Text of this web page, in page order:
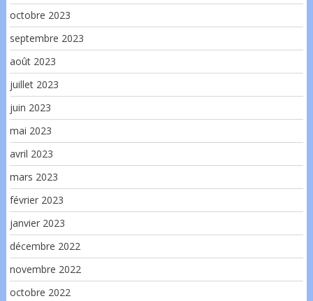
octobre 2023
septembre 2023
août 2023
juillet 2023
juin 2023
mai 2023
avril 2023
mars 2023
février 2023
janvier 2023
décembre 2022
novembre 2022
octobre 2022